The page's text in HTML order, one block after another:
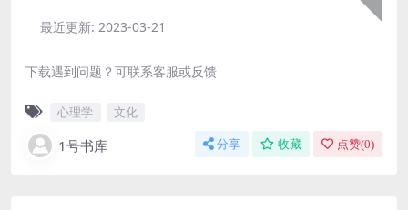
最近更新: 2023-03-21
下载遇到问题？可联系客服或反馈
心理学 文化
1号书库 分享 收藏 点赞(0)